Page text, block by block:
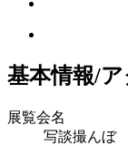
基本情報/
展覧会名
写談撮んぼ